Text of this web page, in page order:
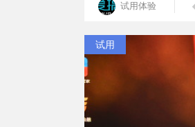
试用体验
试用